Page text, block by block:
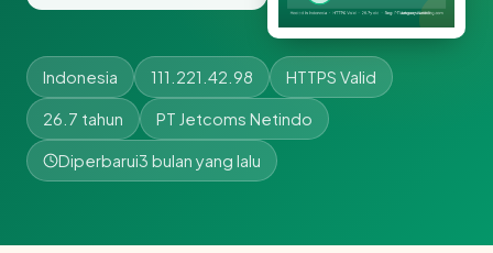
Indonesia 111.221.42.98 HTTPS Valid
26.7 tahun PT Jetcoms Netindo
Diperbarui3 bulan yang lalu